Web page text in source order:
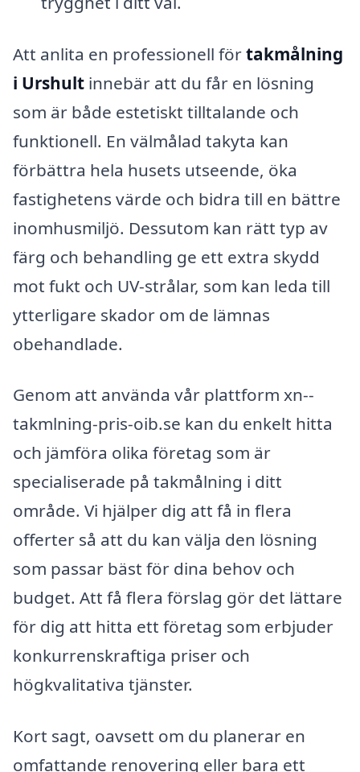
Att anlita en professionell förtakmålning
i Urshult innebär att du får en lösning
som är både estetiskt tilltalande och
funktionell. En välmålad takyta kan
förbättra hela husets utseende, öka
fastighetens värde och bidra till en bättre
inomhusmiljö. Dessutom kan rätt typ av
färg och behandling ge ett extra skydd
mot fukt och UV-strålar, som kan leda till
ytterligare skador om de lämnas
obehandlade.
Genom att använda vår plattform xn--
takmlning-pris-oib.se kan du enkelt hitta
och jämföra olika företag som är
specialiserade på takmålning i ditt
område. Vi hjälper dig att få in flera
offerter så att du kan välja den lösning
som passar bäst för dina behov och
budget. Att få flera förslag gör det lättare
för dig att hitta ett företag som erbjuder
konkurrenskraftiga priser och
högkvalitativa tjänster.
Kort sagt, oavsett om du planerar en
omfattande renovering eller bara ett